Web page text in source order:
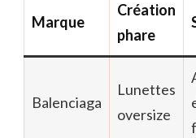
Marque
Création
phare
Balenciaga
Lunettes
oversize